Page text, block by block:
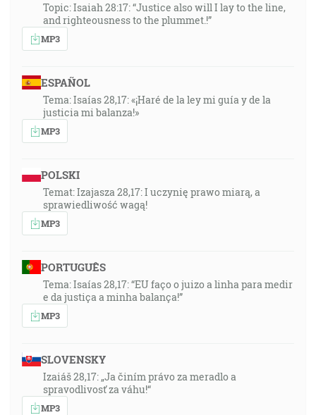
Topic: Isaiah 28:17: “Justice also will I lay to the line,
and righteousness to the plummet.!”
MP3
ESPAÑOL
Tema: Isaías 28,17: «¡Haré de la ley mi guía y de la
justicia mi balanza!»
MP3
POLSKI
Temat: Izajasza 28,17: I uczynię prawo miarą, a
sprawiedliwość wagą!
MP3
PORTUGUÊS
Tema: Isaías 28,17: “EU faço o juizo a linha para medir
e da justiça a minha balança!”
MP3
SLOVENSKY
Izaiáš 28,17: „Ja činím právo za meradlo a
spravodlivosť za váhu!“
MP3